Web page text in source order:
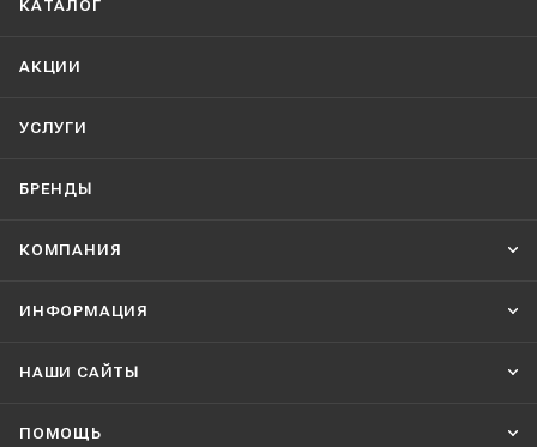
КАТАЛОГ
АКЦИИ
УСЛУГИ
БРЕНДЫ
КОМПАНИЯ
ИНФОРМАЦИЯ
НАШИ CАЙТЫ
ПОМОЩЬ